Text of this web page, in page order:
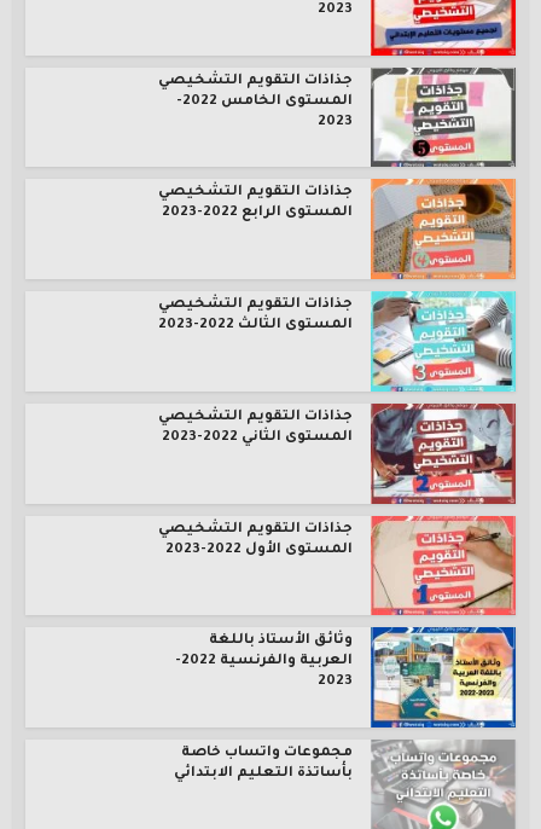
2023
جذاذات التقويم التشخيصي
المستوى الخامس 2022-
2023
جذاذات التقويم التشخيصي
المستوى الرابع 2022-2023
جذاذات التقويم التشخيصي
المستوى الثالث 2022-2023
جذاذات التقويم التشخيصي
المستوى الثاني 2022-2023
جذاذات التقويم التشخيصي
المستوى الأول 2022-2023
وثائق الأستاذ باللغة
العربية والفرنسية 2022-
2023
مجموعات واتساب خاصة
بأساتذة التعليم الابتدائي